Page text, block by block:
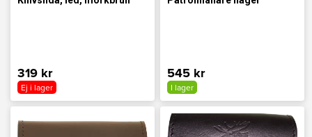
319 kr
Ej i lager
545 kr
I lager